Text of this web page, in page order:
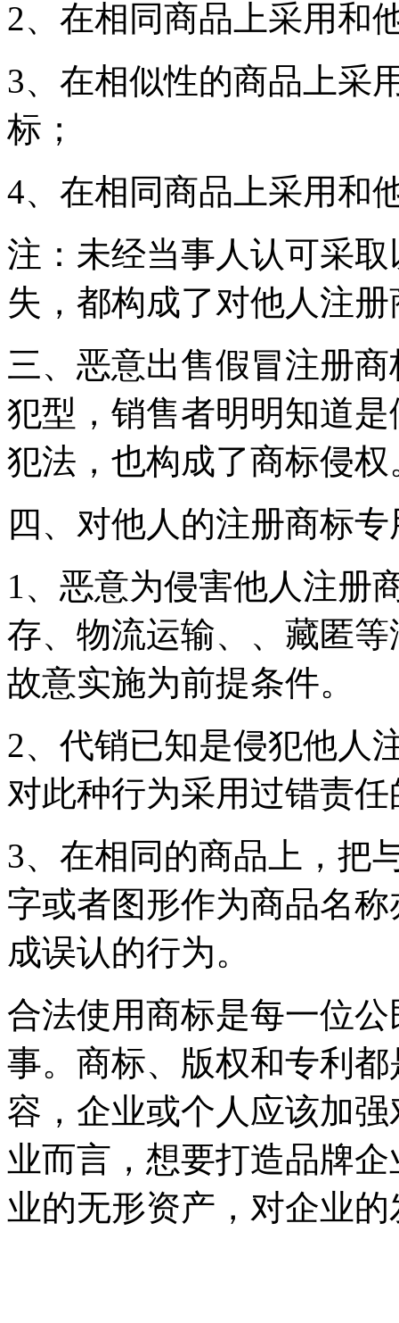
2、在相同商品上采用
3、在相似性的商品上采
标；
4、在相同商品上采用
注：未经当事人认可采
失，都构成了对他人注
三、恶意出售假冒注册
犯型，销售者明明知道
犯法，也构成了商标侵权
四、对他人的注册商标
1、恶意为侵害他人注册
存、物流运输、、藏匿
故意实施为前提条件。
2、代销已知是侵犯他人
对此种行为采用过错责
3、在相同的商品上，把
字或者图形作为商品名
成误认的行为。
合法使用商标是每一位
事。商标、版权和专利
容，企业或个人应该加
业而言，想要打造品牌
业的无形资产，对企业